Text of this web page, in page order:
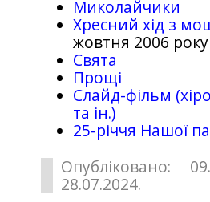
Миколайчики
Хресний хід з
жовтня 2006 року
Свята
Прощі
Слайд-фільм
та ін.)
25-рiччя Нашої
Опубліковано:
28.07.2024.